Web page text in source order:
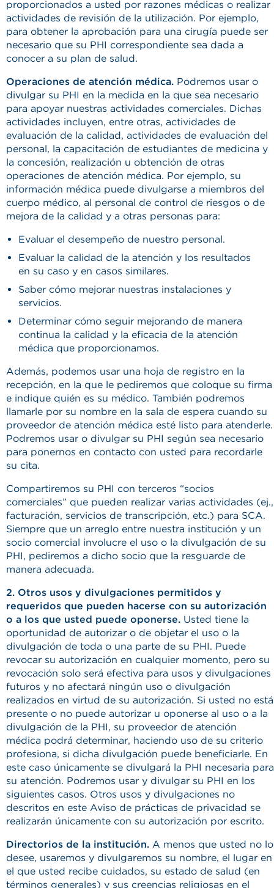
proporcionados a usted por razones médicas o realizar
actividades de revisión de la utilización. Por ejemplo,
para obtener la aprobación para una cirugía puede ser
necesario que su PHI correspondiente sea dada a
conocer a su plan de salud.
Operaciones de atención médica. Podremos usar o
divulgar su PHI en la medida en la que sea necesario
para apoyar nuestras actividades comerciales. Dichas
actividades incluyen, entre otras, actividades de
evaluación de la calidad, actividades de evaluación del
personal, la capacitación de estudiantes de medicina y
la concesión, realización u obtención de otras
operaciones de atención médica. Por ejemplo, su
información médica puede divulgarse a miembros del
cuerpo médico, al personal de control de riesgos o de
mejora de la calidad y a otras personas para:
Evaluar el desempeño de nuestro personal.
Evaluar la calidad de la atención y los resultados
en su caso y en casos similares.
Saber cómo mejorar nuestras instalaciones y
servicios.
Determinar cómo seguir mejorando de manera
continua la calidad y la eficacia de la atención
médica que proporcionamos.
Además, podemos usar una hoja de registro en la
recepción, en la que le pediremos que coloque su firma
e indique quién es su médico. También podremos
llamarle por su nombre en la sala de espera cuando su
proveedor de atención médica esté listo para atenderle.
Podremos usar o divulgar su PHI según sea necesario
para ponernos en contacto con usted para recordarle
su cita.
Compartiremos su PHI con terceros “socios
comerciales” que pueden realizar varias actividades (ej.,
facturación, servicios de transcripción, etc.) para SCA.
Siempre que un arreglo entre nuestra institución y un
socio comercial involucre el uso o la divulgación de su
PHI, pediremos a dicho socio que la resguarde de
manera adecuada.
2. Otros usos y divulgaciones permitidos y
requeridos que pueden hacerse con su autorización
o a los que usted puede oponerse. Usted tiene la
oportunidad de autorizar o de objetar el uso o la
divulgación de toda o una parte de su PHI. Puede
revocar su autorización en cualquier momento, pero su
revocación solo será efectiva para usos y divulgaciones
futuros y no afectará ningún uso o divulgación
realizados en virtud de su autorización. Si usted no está
presente o no puede autorizar u oponerse al uso o a la
divulgación de la PHI, su proveedor de atención
médica podrá determinar, haciendo uso de su criterio
profesiona, si dicha divulgación puede beneficiarle. En
este caso únicamente se divulgará la PHI necesaria para
su atención. Podremos usar y divulgar su PHI en los
siguientes casos. Otros usos y divulgaciones no
descritos en este Aviso de prácticas de privacidad se
realizarán únicamente con su autorización por escrito.
Directorios de la institución. A menos que usted no lo
desee, usaremos y divulgaremos su nombre, el lugar en
el que usted recibe cuidados, su estado de salud (en
términos generales) y sus creencias religiosas en el